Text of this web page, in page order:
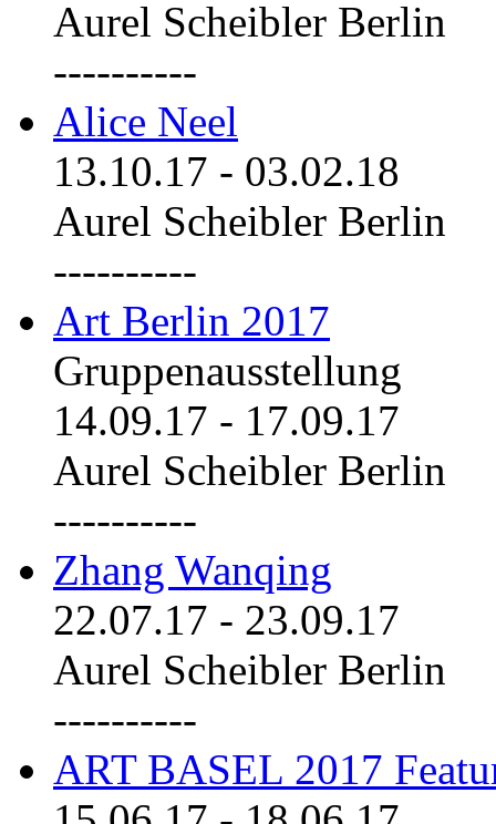
Aurel Scheibler Berlin
----------
Alice Neel
13.10.17 - 03.02.18
Aurel Scheibler Berlin
----------
Art Berlin 2017
Gruppenausstellung
14.09.17 - 17.09.17
Aurel Scheibler Berlin
----------
Zhang Wanqing
22.07.17 - 23.09.17
Aurel Scheibler Berlin
----------
ART BASEL 2017